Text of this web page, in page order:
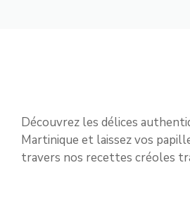
Découvrez les délices
Martinique et laissez vos
travers nos recettes créoles